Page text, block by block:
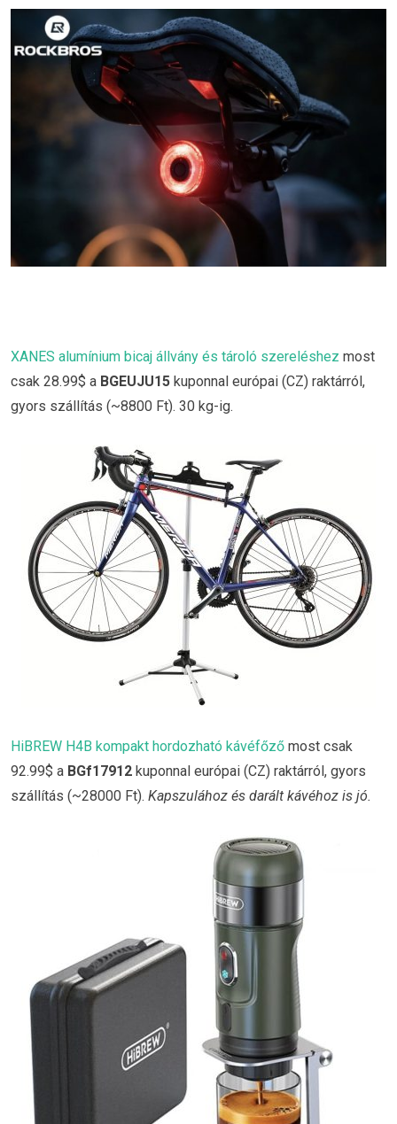
XANES alumínium bicaj állvány és tároló szereléshez most
csak 28.99$ a BGEUJU15 kuponnal európai (CZ) raktárról,
gyors szállítás (~8800 Ft). 30 kg-ig.
HiBREW H4B kompakt hordozható kávéfőző most csak
92.99$ a BGf17912 kuponnal európai (CZ) raktárról, gyors
szállítás (~28000 Ft). Kapszulához és darált kávéhoz is jó.